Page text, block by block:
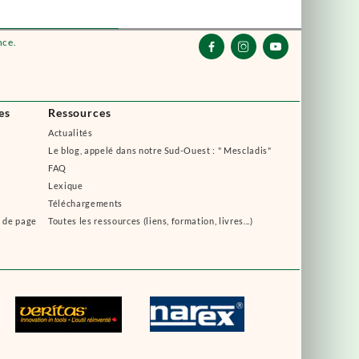
page
Ressources
Actualités
Le blog, appelé dans notre Sud-Ouest : " Mescladis"
FAQ
Lexique
Téléchargements
Toutes les ressources (liens, formation, livres...)
  